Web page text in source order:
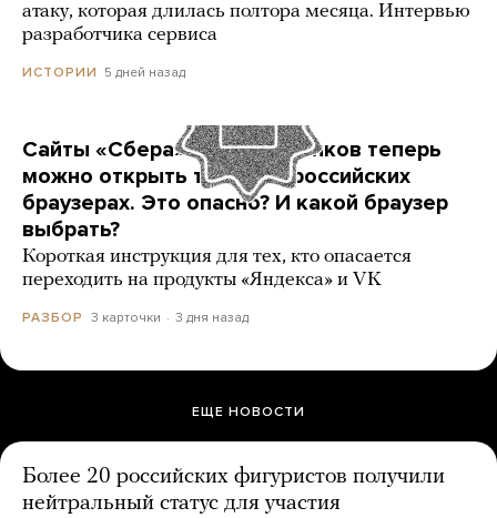
атаку, которая длилась полтора месяца. Интервью
разработчика сервиса
ИСТОРИИ 5 дней назад
Сайты «Сбера» и других банков теперь
можно открыть только в российских
браузерах. Это опасно? И какой браузер
выбрать?
Короткая инструкция для тех, кто опасается
переходить на продукты «Яндекса» и VK
РАЗБОР 3 карточки 3 дня назад
ЕЩЕ НОВОСТИ
Более 20 российских фигуристов получили
нейтральный статус для участия